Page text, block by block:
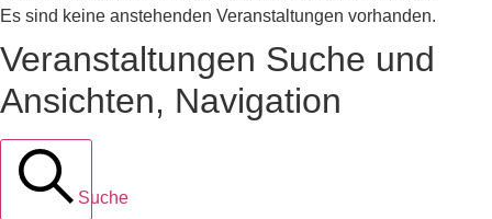
Es sind keine anstehenden Veranstaltungen vorhanden.
Veranstaltungen Suche und
Ansichten, Navigation
Suche